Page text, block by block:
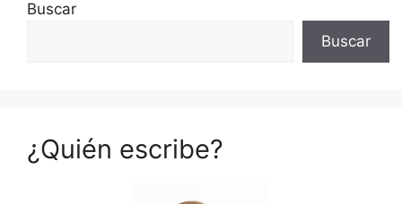
Buscar
Buscar
¿Quién escribe?